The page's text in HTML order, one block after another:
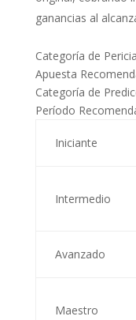
ganancias al
Categoría de Pericia
Apuesta
Categoría de
Período
Iniciante
Intermedio
Avanzado
Maestro